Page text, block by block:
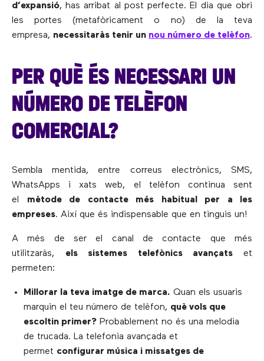
d’expansió, has arribat al post perfecte. El dia que obri
les portes (metafòricament o no) de la teva
empresa, necessitaràs tenir un nou número de telèfon.
PER QUÈ ÉS NECESSARI UN
NÚMERO DE TELÈFON
COMERCIAL?
Sembla mentida, entre correus electrònics, SMS,
WhatsApps i xats web, el telèfon continua sent
el mètode de contacte més habitual per a les
empreses. Així que és indispensable que en tinguis un!
A més de ser el canal de contacte que més
utilitzaràs, els sistemes telefònics avançatset
permeten:
Millorar la teva imatge de marca. Quan els usuaris
marquin el teu número de telèfon, què vols que
escoltin primer? Probablement no és una melodia
de trucada. La telefonia avançada et
permet configurar música i missatges de